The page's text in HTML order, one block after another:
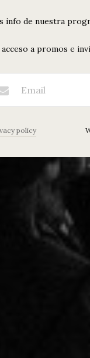
info de nuestra
a promos e
policy